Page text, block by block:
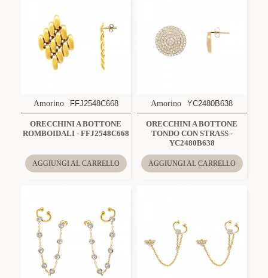
Amorino FFJ2548C668
ORECCHINI A BOTTONE
ROMBOIDALI - FFJ2548C668
AGGIUNGI AL CARRELLO
Amorino YC2480B638
ORECCHINI A BOTTONE
TONDO CON STRASS -
YC2480B638
AGGIUNGI AL CARRELLO